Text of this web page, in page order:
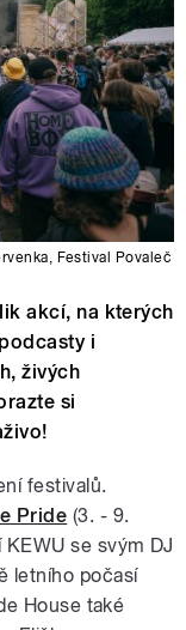
, Festival Povaleč
akcí, na kterých
i
živých
si
festivalů.
Pride (3. - 9.
se svým DJ
letního počasí
House také